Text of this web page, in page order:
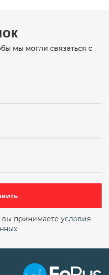
мы могли связаться с
вы принимаете условия